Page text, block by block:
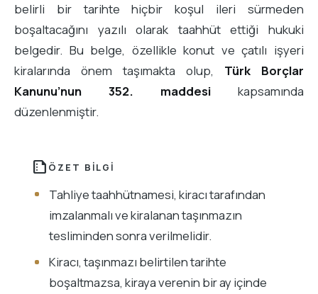
belirli bir tarihte hiçbir koşul ileri sürmeden
boşaltacağını yazılı olarak taahhüt ettiği hukuki
belgedir. Bu belge, özellikle konut ve çatılı işyeri
kiralarında önem taşımakta olup, Türk Borçlar
Kanunu’nun 352. maddesi kapsamında
düzenlenmiştir.
summarize ÖZET BILGI
Tahliye taahhütnamesi, kiracı tarafından
imzalanmalı ve kiralanan taşınmazın
tesliminden sonra verilmelidir.
Kiracı, taşınmazı belirtilen tarihte
boşaltmazsa, kiraya verenin bir ay içinde